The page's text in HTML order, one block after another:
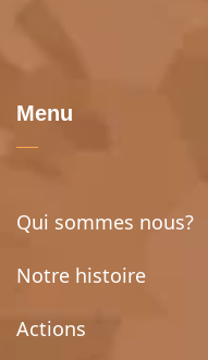
Menu
Qui sommes nous?
Notre histoire
Actions